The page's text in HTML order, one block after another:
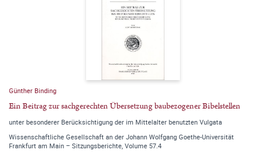
Günther Binding
Ein Beitrag zur sachgerechten Übersetzung baubezogener Bibelstellen
unter besonderer Berücksichtigung der im Mittelalter benutzten Vulgata
Wissenschaftliche Gesellschaft an der Johann Wolfgang Goethe-Universität
Frankfurt am Main – Sitzungsberichte, Volume 57.4